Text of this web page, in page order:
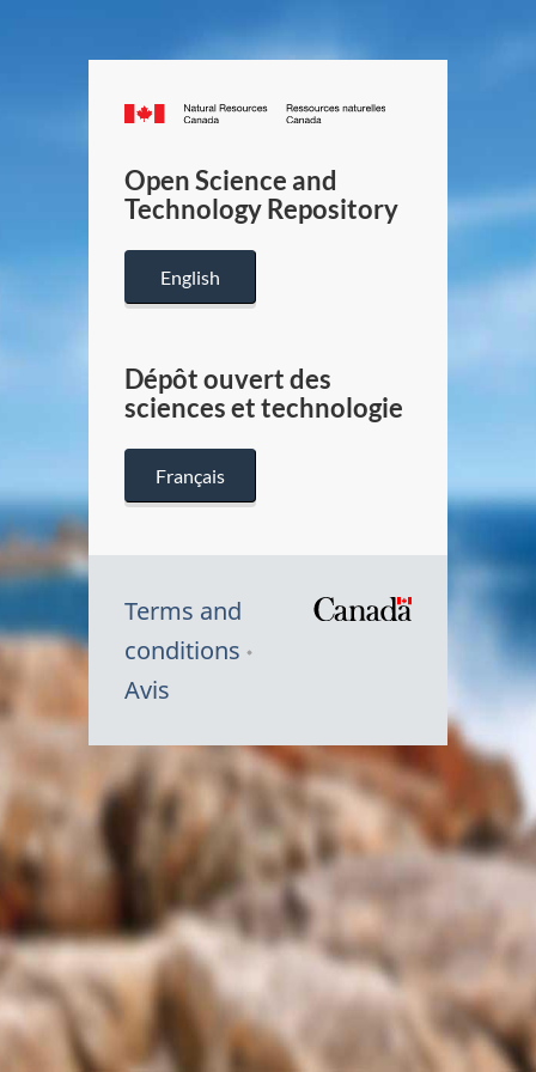
Canada.ca
/
Canada
Open Science and
Technology Repository
English
Dépôt ouvert des
sciences et technologie
Français
Terms and
conditions
Avis
Symbole
du
Canada